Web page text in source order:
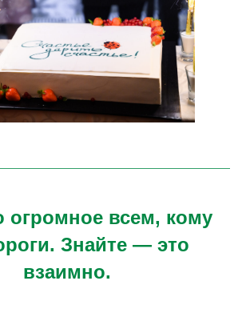
огромное всем, кому
Знайте — это
взаимно.